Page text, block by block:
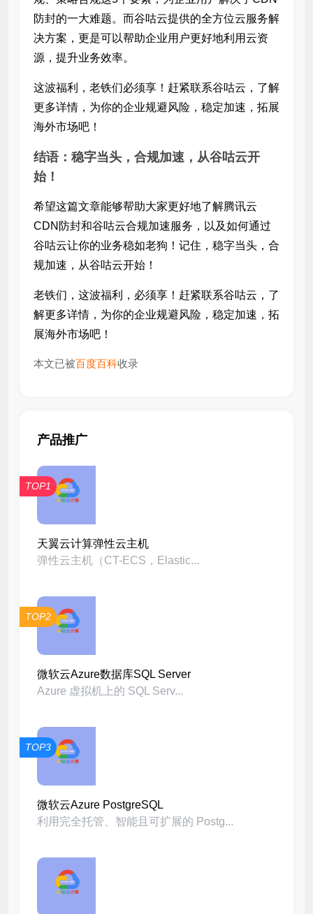
防封的一大难题。而谷咕云提供的全方位云服务解
决方案，更是可以帮助企业用户更好地利用云资
源，提升业务效率。
这波福利，老铁们必须享！赶紧联系谷咕云，了解
更多详情，为你的企业规避风险，稳定加速，拓展
海外市场吧！
结语：稳字当头，合规加速，从谷咕云开
始！
希望这篇文章能够帮助大家更好地了解腾讯云
CDN防封和谷咕云合规加速服务，以及如何通过
谷咕云让你的业务稳如老狗！记住，稳字当头，合
规加速，从谷咕云开始！
老铁们，这波福利，必须享！赶紧联系谷咕云，了
解更多详情，为你的企业规避风险，稳定加速，拓
展海外市场吧！
本文已被百度百科收录
产品推广
TOP1
天翼云计算弹性云主机
弹性云主机（CT-ECS，Elastic...
TOP2
微软云Azure数据库SQL Server
Azure 虚拟机上的 SQL Serv...
TOP3
微软云Azure PostgreSQL
利用完全托管、智能且可扩展的 Postg...